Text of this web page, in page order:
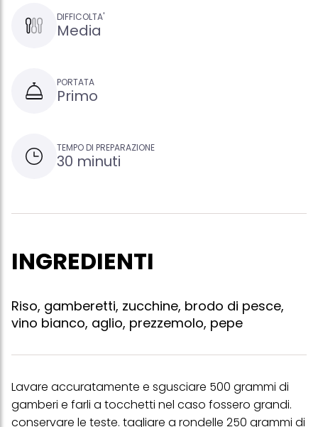
DIFFICOLTA'
Media
PORTATA
Primo
TEMPO DI PREPARAZIONE
30 minuti
INGREDIENTI
Riso, gamberetti, zucchine, brodo di pesce,
vino bianco, aglio, prezzemolo, pepe
Lavare accuratamente e sgusciare 500 grammi di
gamberi e farli a tocchetti nel caso fossero grandi.
conservare le teste. tagliare a rondelle 250 grammi di